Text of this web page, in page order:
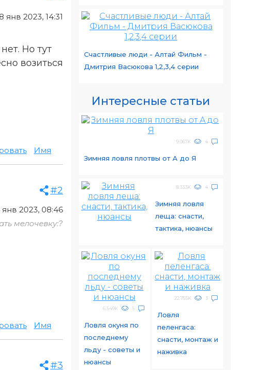
янв 2023, 14:31
Но тут
возиться
Имя
#2
янв 2023, 08:46
мелочевку:?
Имя
#3
Счастливые люди - Алтай Фильм -
Дмитрия Васюкова 1,2,3,4 серии
Интересные статьи
9.067K 4
Зимняя ловля плотвы от A до Я
8.333K 4
Зимняя ловля
леща: снасти,
тактика, нюансы
6.549K 5
Ловля окуня по
последнему
льду - советы и
нюансы
22.755K 3
Ловля
пеленгаса:
снасти, монтаж и
наживка